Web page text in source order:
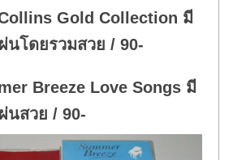
Gold Collection มี
นโดยรวมสวย / 90-
Breeze Love Songs มี
นสวย / 90-